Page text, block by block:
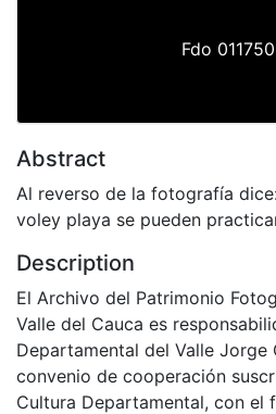
Fdo
Abstract
Al reverso de la fotografía
voley playa se pueden
Description
El Archivo del Patrimonio
Valle del Cauca es
Departamental del Valle Jorge
convenio de cooperación
Cultura Departamental, con el